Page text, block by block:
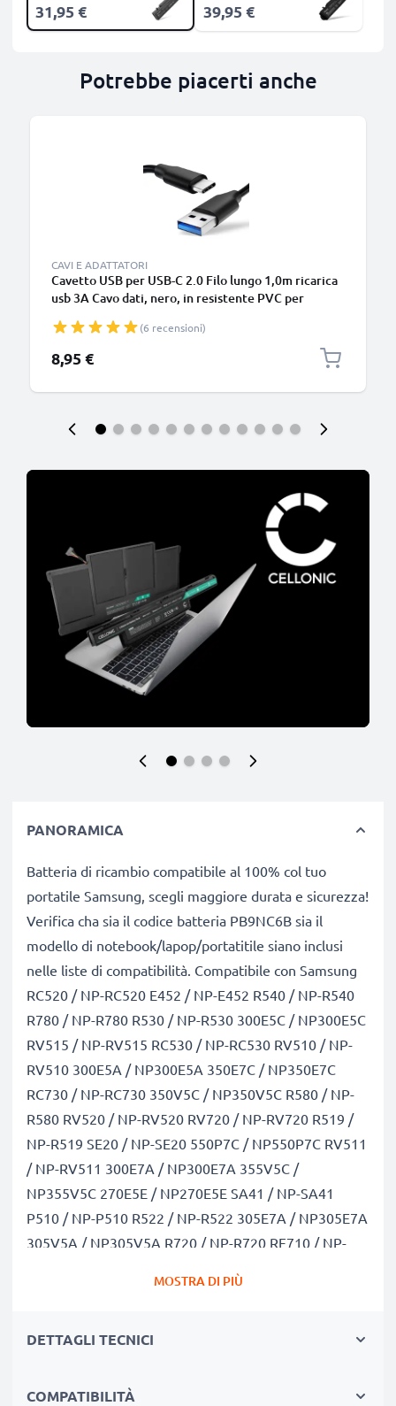
31,95 € 39,95 €
Potrebbe piacerti anche
CAVI E ADATTATORI
Cavetto USB per USB-C 2.0 Filo lungo 1,0m ricarica
usb 3A Cavo dati, nero, in resistente PVC per
fotocamera Canon, Panasonic Lumix, Sony
connettore tipo C
(6 recensioni)
8,95 €
PANORAMICA
Batteria di ricambio compatibile al 100% col tuo
portatile Samsung, scegli maggiore durata e sicurezza!
Verifica cha sia il codice batteria PB9NC6B sia il
modello di notebook/lapop/portatitile siano inclusi
nelle liste di compatibilità. Compatibile con Samsung
RC520 / NP-RC520 E452 / NP-E452 R540 / NP-R540
R780 / NP-R780 R530 / NP-R530 300E5C / NP300E5C
RV515 / NP-RV515 RC530 / NP-RC530 RV510 / NP-
RV510 300E5A / NP300E5A 350E7C / NP350E7C
RC730 / NP-RC730 350V5C / NP350V5C R580 / NP-
R580 RV520 / NP-RV520 RV720 / NP-RV720 R519 /
NP-R519 SE20 / NP-SE20 550P7C / NP550P7C RV511
/ NP-RV511 300E7A / NP300E7A 355V5C /
NP355V5C 270E5E / NP270E5E SA41 / NP-SA41
P510 / NP-P510 R522 / NP-R522 305E7A / NP305E7A
305V5A / NP305V5A R720 / NP-R720 RF710 / NP-
355E7C / NP355E7C E252 / NP-E252 P580 / NP-P580
RF511 RV711 / NP-RV711 R719 / NP-R719 350E5C /
MOSTRA DI PIÙ
DETTAGLI TECNICI
COMPATIBILITÀ